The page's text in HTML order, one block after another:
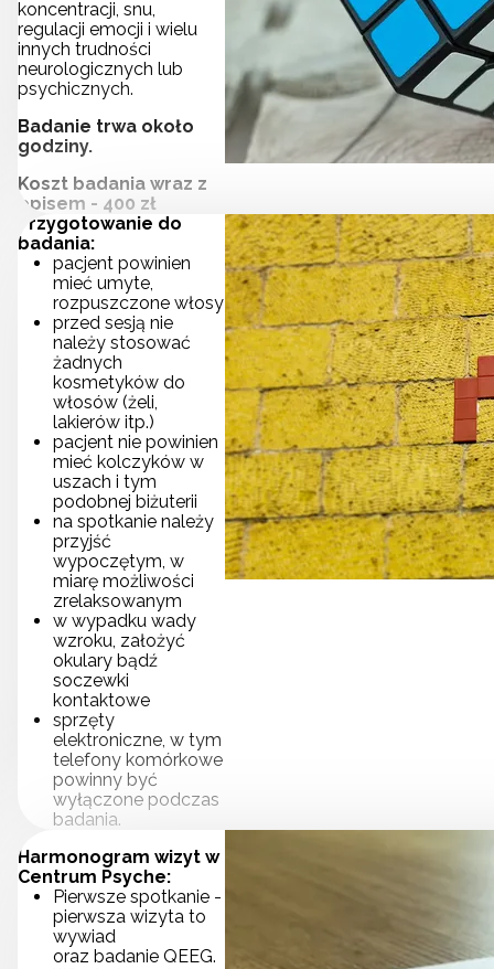
koncentracji, snu,
regulacji emocji i wielu
innych trudności
neurologicznych lub
psychicznych.
Badanie trwa około
godziny.
Koszt badania wraz z
opisem - 400 zł
Przygotowanie do
badania:
pacjent powinien
mieć umyte,
rozpuszczone włosy
przed sesją nie
należy stosować
żadnych
kosmetyków do
włosów (żeli,
lakierów itp.)
pacjent nie powinien
mieć kolczyków w
uszach i tym
podobnej biżuterii
na spotkanie należy
przyjść
wypoczętym, w
miarę możliwości
zrelaksowanym
w wypadku wady
wzroku, założyć
okulary bądź
soczewki
kontaktowe
sprzęty
elektroniczne, w tym
telefony komórkowe
powinny być
wyłączone podczas
badania.
Harmonogram wizyt w
Centrum Psyche:
Pierwsze spotkanie -
pierwsza wizyta to
wywiad
oraz badanie QEEG.